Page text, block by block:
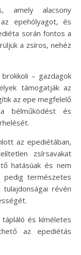
amely alacsony
epehólyagot, és
során fontos a
a zsíros, nehéz
– gazdagok
támogatják az
az epe megfelelő
bélműködést és
az epediétában,
zsírsavakat
hatásúak és nem
pedig természetes
tulajdonságai révén
és kíméletes
az epediétás